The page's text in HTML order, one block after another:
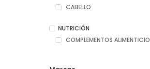
CABELLO
NUTRICIÓN
COMPLEMENTOS